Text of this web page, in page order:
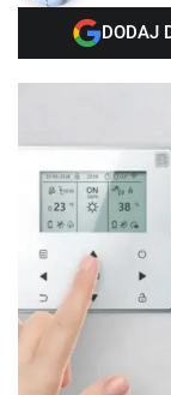
DODAJ